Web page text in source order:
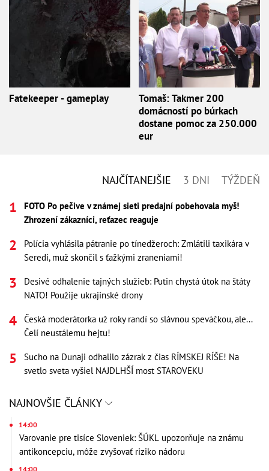
Fatekeeper - gameplay
Tomaš: Takmer 200
domácností po búrkach
dostane pomoc za 250.000
eur
NAJČÍTANEJŠIE 3 DNI TÝŽDEŇ
FOTO Po pečive v známej sieti predajní pobehovala myš!
Zhrození zákazníci, reťazec reaguje
Polícia vyhlásila pátranie po tínedžeroch: Zmlátili taxikára v
Seredi, muž skončil s ťažkými zraneniami!
Desivé odhalenie tajných služieb: Putin chystá útok na štáty
NATO! Použije ukrajinské drony
Česká moderátorka už roky randí so slávnou speváčkou, ale...
Čelí neustálemu hejtu!
Sucho na Dunaji odhalilo zázrak z čias RÍMSKEJ RÍŠE! Na
svetlo sveta vyšiel NAJDLHŠÍ most STAROVEKU
NAJNOVŠIE ČLÁNKY
14:00
Varovanie pre tisíce Sloveniek: ŠÚKL upozorňuje na známu
antikoncepciu, môže zvyšovať riziko nádoru
14:00